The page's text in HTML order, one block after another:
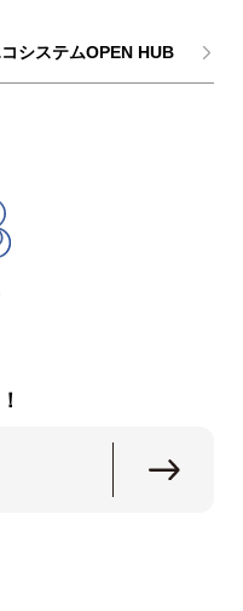
システムOPEN HUB